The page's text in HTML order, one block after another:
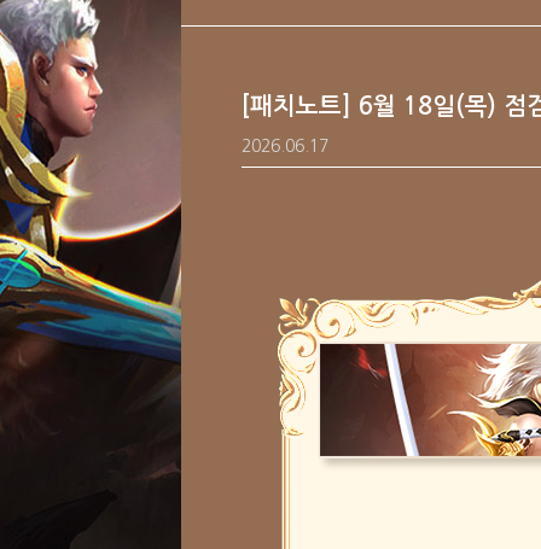
[패치노트] 6월 18일(목) 점
2026.06.17